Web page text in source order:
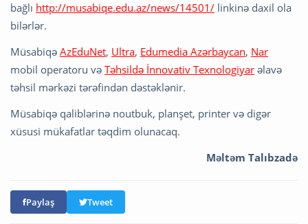
bağlı http://musabiqe.edu.az/news/14501/ linkinə daxil ola
bilərlər.
Müsabiqə AzEduNet, Ultra, Edumedia Azərbaycan, Nar
mobil operatoru və Təhsildə İnnovativ Texnologiyar əlavə
təhsil mərkəzi tərəfindən dəstəklənir.
Müsabiqə qaliblərinə noutbuk, planşet, printer və digər
xüsusi mükafatlar təqdim olunacaq.
Məltəm Talıbzadə
Paylaş Tweet